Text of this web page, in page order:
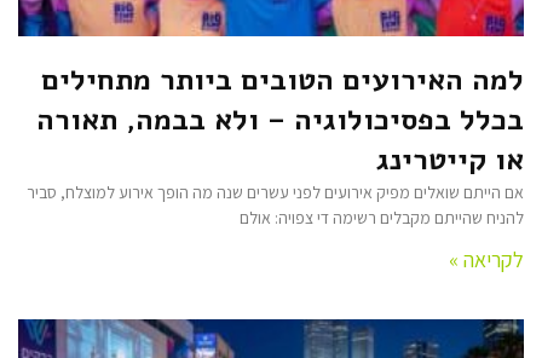
למה האירועים הטובים ביותר מתחילים
בכלל בפסיכולוגיה – ולא בבמה, תאורה
או קייטרינג
אם הייתם שואלים מפיק אירועים לפני עשרים שנה מה הופך אירוע למוצלח, סביר
להניח שהייתם מקבלים רשימה די צפויה: אולם
לקריאה »